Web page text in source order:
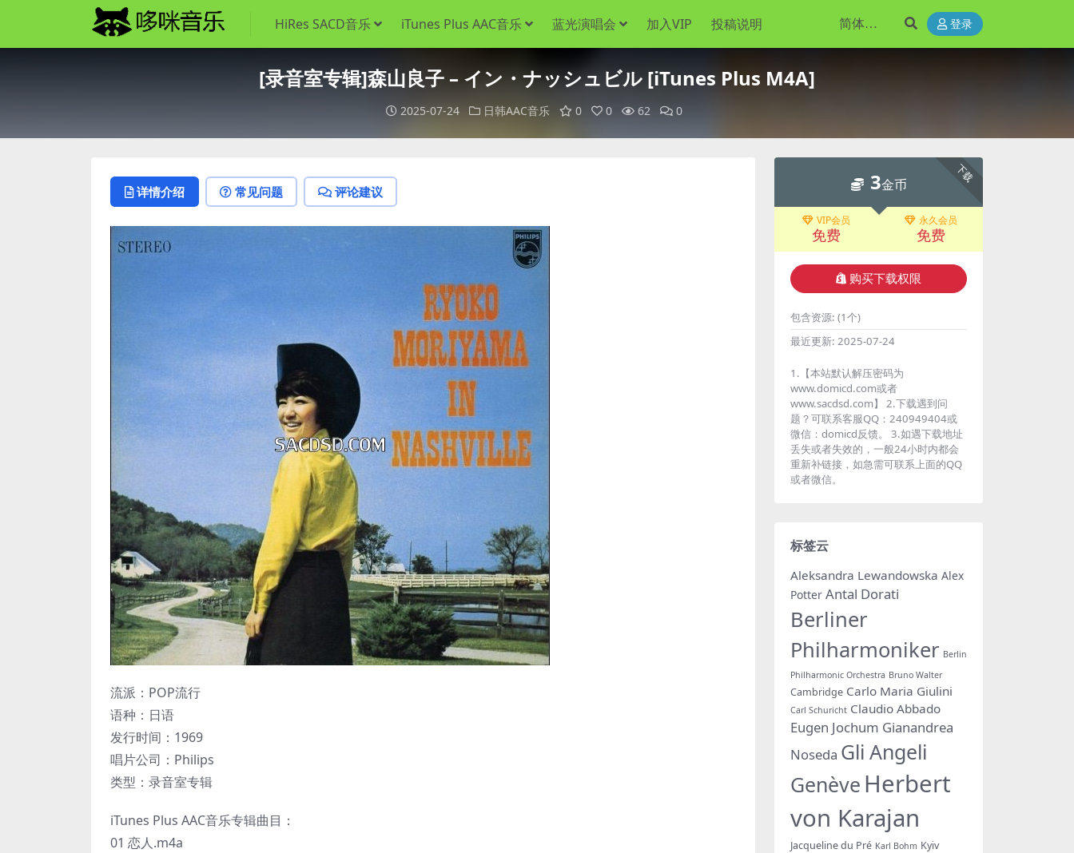
HiRes SACD音乐 iTunes Plus AAC音乐 蓝光演唱会 加入VIP 投稿说明 登录
[录音室专辑]森山良子 – イン・ナッシュビル [iTunes Plus M4A]
2025-07-24 日韩AAC音乐 0 0 62 0
详情介绍 常见问题 评论建议
流派：POP流行
语种：日语
发行时间：1969
唱片公司：Philips
类型：录音室专辑
iTunes Plus AAC音乐专辑曲目：
01 恋人.m4a
下载
3金币
VIP会员
免费
永久会员
免费
购买下载权限
包含资源: (1个)
最近更新: 2025-07-24
1.【本站默认解压密码为
www.domicd.com或者
www.sacdsd.com】 2.下载遇到问
题？可联系客服QQ：240949404或
微信：domicd反馈。 3.如遇下载地址
丢失或者失效的，一般24小时内都会
重新补链接，如急需可联系上面的QQ
或者微信。
标签云
Aleksandra Lewandowska Alex
Potter Antal Dorati
Berliner
Philharmoniker Berlin
Philharmonic Orchestra Bruno Walter
Cambridge Carlo Maria Giulini
Carl Schuricht Claudio Abbado
Eugen Jochum Gianandrea
Noseda Gli Angeli
Genève Herbert
von Karajan
Jacqueline du Pré Karl Bohm Kyiv